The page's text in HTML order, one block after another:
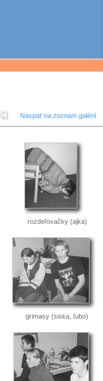
Naspäť na zoznam galérií
rozdeľovačky (ajka)
grimasy (siska, ľubo)